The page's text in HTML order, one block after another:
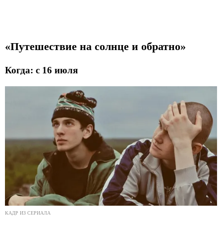
«Путешествие на солнце и обратно»
Когда: с 16 июля
КАДР ИЗ СЕРИАЛА